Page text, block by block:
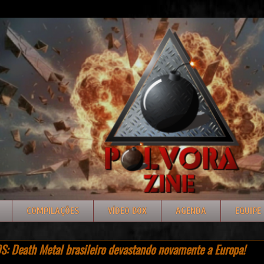
COMPILAÇÕES VÍDEO BOX AGENDA EQUIPE
Death Metal brasileiro devastando novamente a Europa!